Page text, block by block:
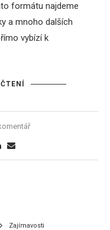
formátu najdeme
a mnoho dalších
vybízí k
Zajímavosti